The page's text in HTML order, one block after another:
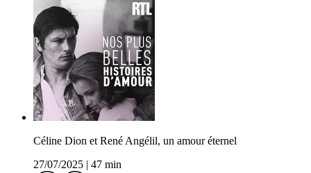
Céline Dion et René Angélil, un amour éternel
27/07/2025
47 min